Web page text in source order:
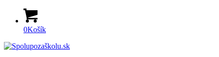
0Košík